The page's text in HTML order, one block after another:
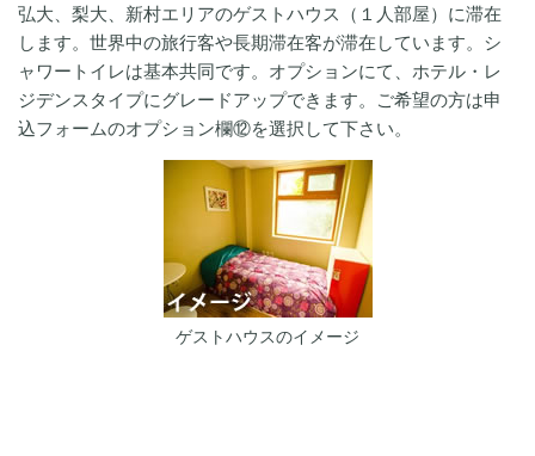
弘大、梨大、新村エリアのゲストハウス（１人部屋）に滞在
します。世界中の旅行客や長期滞在客が滞在しています。シ
ャワートイレは基本共同です。オプションにて、ホテル・レ
ジデンスタイプにグレードアップできます。ご希望の方は申
込フォームのオプション欄⑫を選択して下さい。
ゲストハウスのイメージ